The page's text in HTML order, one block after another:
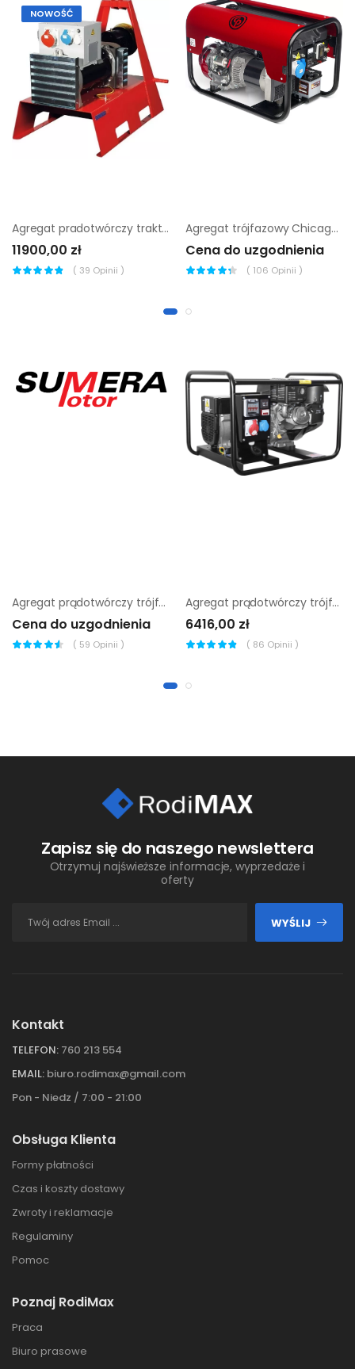
NOWOŚĆ
Agregat pradotwórczy traktorowy Endress EZG 24/2
11900,00 zł
( 39 Opinii )
Agregat trójfazowy Chicago Pneumatic CPPG 6.5A |
Cena do uzgodnienia
( 106 Opinii )
Agregat prądotwórczy trójfazowy Sumera Motor SMG-130JC
Cena do uzgodnienia
( 59 Opinii )
Agregat prądotwórczy trójfazowy Sumera Motor SMG-6T-K-AVR
6416,00 zł
( 86 Opinii )
Zapisz się do naszego newslettera
Otrzymuj najświeższe informacje, wyprzedaże i
oferty
WYŚLIJ
Kontakt
TELEFON: 760 213 554
EMAIL: biuro.rodimax@gmail.com
Pon - Niedz / 7:00 - 21:00
Obsługa Klienta
Formy płatności
Czas i koszty dostawy
Zwroty i reklamacje
Regulaminy
Pomoc
Poznaj RodiMax
Praca
Biuro prasowe